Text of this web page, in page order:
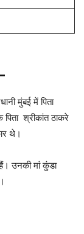
मुंबई में पिता
श्रीकांत ठाकरे
थे।
उनकी मां कुंडा